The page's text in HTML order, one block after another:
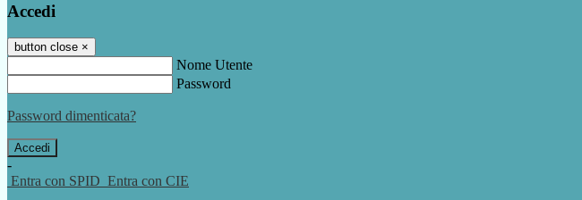
Accedi
button close ×
Nome Utente
Password
Password dimenticata?
-
Entra con SPID Entra con CIE